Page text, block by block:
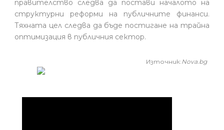
правителство следва да постави началото на
структурни реформи на публичните финанси.
Тяхната цел следва да бъде постигане на трайна
оптимизация в публичния сектор.
Източник:Nova.bg